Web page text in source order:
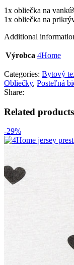
1x obliečka na
1x obliečka na
Additional
Výrobca 4Home
Categories: Bytový
Obliečky, Posteľná
Share:
Related products
-29%